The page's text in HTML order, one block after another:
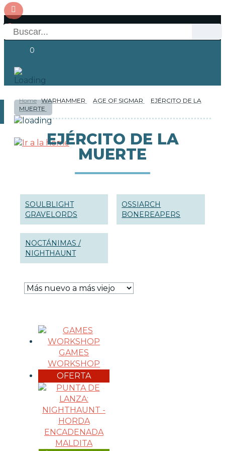
0
Acceso
OFERTAS
RESERVAS
NOVEDADES
FUNKO POP!
COLECCIONISMO
WARHAMMER
EJÉRCITO DE LA MUERTE
EJÉRCITOS DE LA
DESTRUCCIÓN
EJÉRCITOS DEL CAOS
EJÉRCITOS DEL ORDEN
BLOOD BOWL
THE LORD OF THE RINGS
THE OLD WORLD
HERRAMIENTAS Y ACCESORIOS
PINTURAS
Home WARHAMMER AGE OF SIGMAR
EJÉRCITO DE LA
MUERTE
EJÉRCITO DE LA
MUERTE
SOULBLIGHT
GRAVELORDS
OSSIARCH
BONEREAPERS
NOCTÁNIMAS /
NIGHTHAUNT
GAMES
WORKSHOP
OFERTA